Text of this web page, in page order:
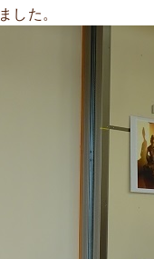
ました。